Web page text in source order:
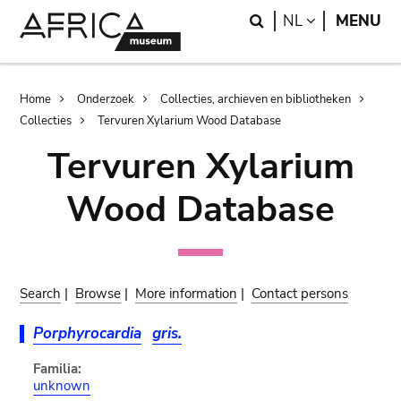
Search
NL LANGUAGE
MENU
Breadcrumb
Home Onderzoek
Collecties, archieven en bibliotheken
Collecties
Tervuren Xylarium Wood Database
Tervuren Xylarium
Wood Database
Search | Browse | More information | Contact persons
Porphyrocardia gris.
Familia:
unknown